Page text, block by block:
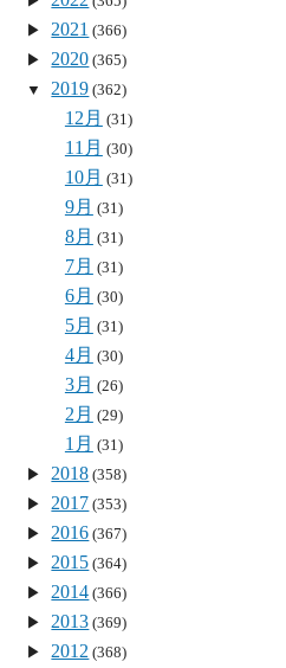
2021 (366)
2020 (365)
2019 (362)
12月 (31)
11月 (30)
10月 (31)
9月 (31)
8月 (31)
7月 (31)
6月 (30)
5月 (31)
4月 (30)
3月 (26)
2月 (29)
1月 (31)
2018 (358)
2017 (353)
2016 (367)
2015 (364)
2014 (366)
2013 (369)
2012 (368)